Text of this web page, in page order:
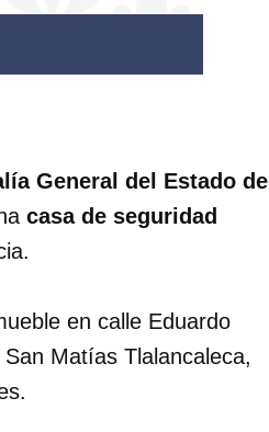
General del Estado de
casa de seguridad
en calle Eduardo
Matías Tlalancaleca,